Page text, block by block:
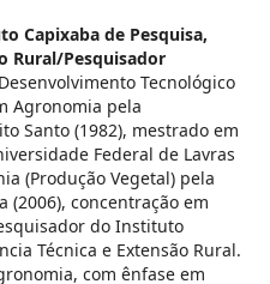
Capixaba de Pesquisa,
Rural/Pesquisador
Tecnológico
Agronomia pela
Santo (1982), mestrado em
Federal de Lavras
(Produção Vegetal) pela
(2006), concentração em
do Instituto
Técnica e Extensão Rural.
com ênfase em